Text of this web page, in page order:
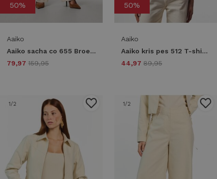
50%
Aaiko
Aaiko sacha co 655 Broek 130905-birch
79,97 159,95
50%
Aaiko
Aaiko kris pes 512 T-shirt Korte mouw 110104 vanilla ice
44,97 89,95
1/2 1/2